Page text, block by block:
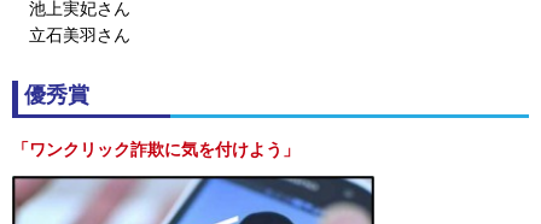
池上実妃さん
立石美羽さん
優秀賞
「ワンクリック詐欺に気を付けよう」